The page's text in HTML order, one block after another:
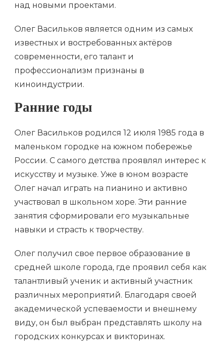
над новыми проектами.
Олег Васильков является одним из самых
известных и востребованных актёров
современности, его талант и
профессионализм признаны в
киноиндустрии.
Ранние годы
Олег Васильков родился 12 июля 1985 года в
маленьком городке на южном побережье
России. С самого детства проявлял интерес к
искусству и музыке. Уже в юном возрасте
Олег начал играть на пианино и активно
участвовал в школьном хоре. Эти ранние
занятия сформировали его музыкальные
навыки и страсть к творчеству.
Олег получил свое первое образование в
средней школе города, где проявил себя как
талантливый ученик и активный участник
различных мероприятий. Благодаря своей
академической успеваемости и внешнему
виду, он был выбран представлять школу на
городских конкурсах и викторинах.